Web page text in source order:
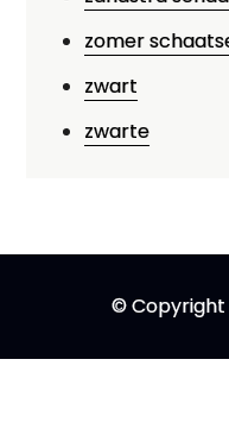
zomer
zwart
zwarte
© Copyright